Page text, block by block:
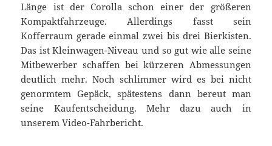
Länge ist der Corolla schon einer der größeren
Kompaktfahrzeuge. Allerdings fasst sein
Kofferraum gerade einmal zwei bis drei Bierkisten.
Das ist Kleinwagen-Niveau und so gut wie alle seine
Mitbewerber schaffen bei kürzeren Abmessungen
deutlich mehr. Noch schlimmer wird es bei nicht
genormtem Gepäck, spätestens dann bereut man
seine Kaufentscheidung. Mehr dazu auch in
unserem Video-Fahrbericht.